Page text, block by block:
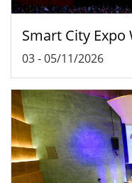
Smart City
03-05/11/2026